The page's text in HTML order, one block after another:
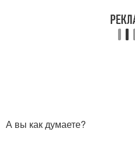
А вы как думаете?